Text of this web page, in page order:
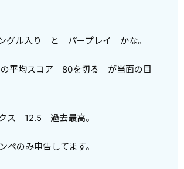
グル入り と パープレイ かな。
の平均スコア 80を切る が当面の目
ス 12.5 過去最高。
ペのみ申告してます。